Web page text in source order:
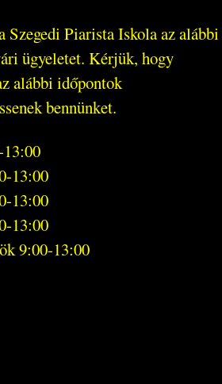
Szegedi Piarista Iskola az alábbi
ügyeletet. Kérjük, hogy
alábbi időpontok
bennünket.
13:00
13:00
13:00
9:00-13:00